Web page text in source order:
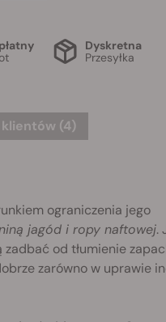
Dyskretna
Przesyłka
(4)
ograniczenia jego
jagód i ropy naftowej.
od tłumienie
zarówno w uprawie